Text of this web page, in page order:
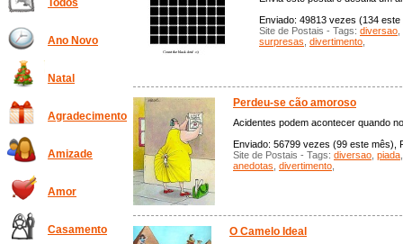
Todos
Ano Novo
Natal
Agradecimento
Amizade
Amor
Casamento
Enviado: 49813 vezes (134
Site de Postais - Tags: diversao
surpresas divertimento
Perdeu-se cão amoroso
Acidentes podem acontecer quando
Enviado: 56799 vezes (99 este mês),
Site de Postais - Tags: diversao piada
anedotas divertimento
O Camelo Ideal